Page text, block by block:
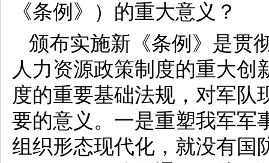
《条例》）的重大意义？
颁布实施新《条例》是贯
人力资源政策制度的重大创
度的重要基础法规，对军队
要的意义。一是重塑我军军
组织形态现代化，就没有国